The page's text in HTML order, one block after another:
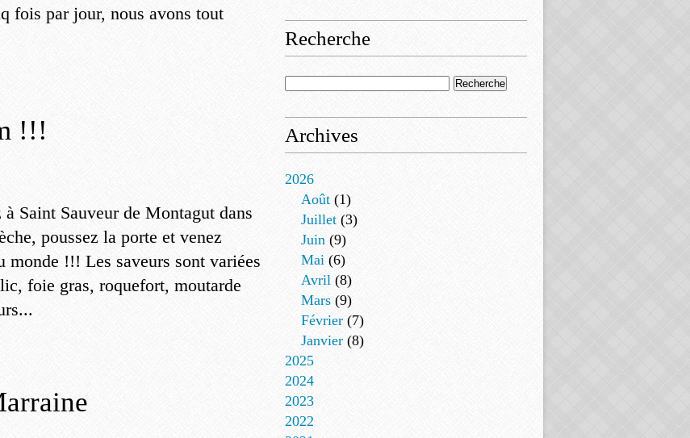
fois par jour, nous avons tout
!!!
Saint Sauveur de Montagut dans
poussez la porte et venez
monde !!! Les saveurs sont variées
foie gras, roquefort, moutarde
Recherche
Archives
2026
Août (1)
Juillet (3)
Juin (9)
Mai (6)
Avril (8)
Mars (9)
Février (7)
Janvier (8)
2025
2024
2023
2022